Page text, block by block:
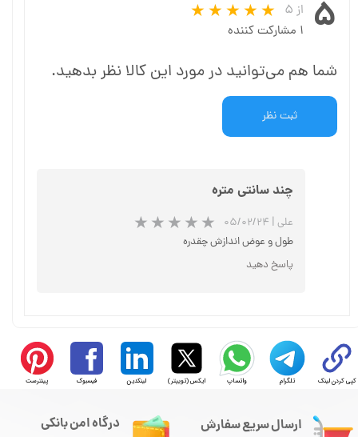
۵ از ۵
★★ ★
۱ مشارکت کننده
شما هم می‌توانید در مورد این کالا نظر بدهید.
ثبت نظر
چند سانتی متره
علی | ۰۵/۰۲/۲۴
طول و عوض اندازش چقدره
پاسخ دهید
کپی کردن لینک تلگرام واتساپ ایکس (توییتر) لینکدین فیسبوک پینترست
ارسال سریع سفارش درگاه امن بانکی